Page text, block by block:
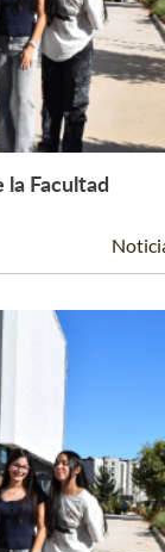
Leer Más +
la Facultad